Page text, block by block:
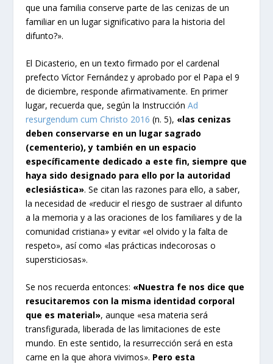
que una familia conserve parte de las cenizas de un
familiar en un lugar significativo para la historia del
difunto?».
El Dicasterio, en un texto firmado por el cardenal
prefecto Víctor Fernández y aprobado por el Papa el 9
de diciembre, responde afirmativamente. En primer
lugar, recuerda que, según la InstrucciónAd
resurgendum cum Christo 2016 (n. 5), «las cenizas
deben conservarse en un lugar sagrado
(cementerio), y también en un espacio
específicamente dedicado a este fin, siempre que
haya sido designado para ello por la autoridad
eclesiástica». Se citan las razones para ello, a saber,
la necesidad de «reducir el riesgo de sustraer al difunto
a la memoria y a las oraciones de los familiares y de la
comunidad cristiana» y evitar «el olvido y la falta de
respeto», así como «las prácticas indecorosas o
supersticiosas».
Se nos recuerda entonces: «Nuestra fe nos dice que
resucitaremos con la misma identidad corporal
que es material», aunque «esa materia será
transfigurada, liberada de las limitaciones de este
mundo. En este sentido, la resurrección será en esta
carne en la que ahora vivimos». Pero esta